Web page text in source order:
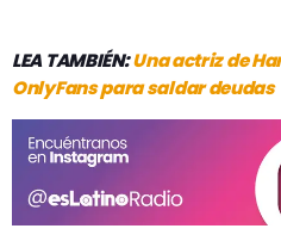
LEA TAMBIÉN:Una actriz de
OnlyFans para saldar deudas